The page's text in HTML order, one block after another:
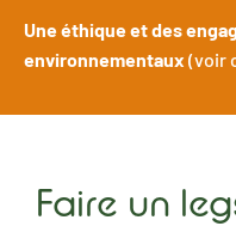
Une éthique et des
environnementaux (voir
Faire un